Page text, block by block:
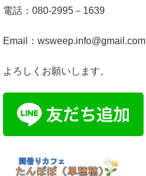
電話：080-2995－1639
Email：wsweep.info@gmail.com
よろしくお願いします。